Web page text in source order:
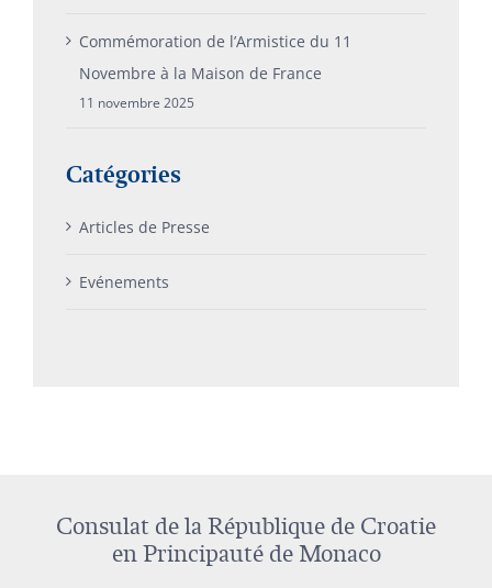
Commémoration de l’Armistice du 11
Novembre à la Maison de France
11 novembre 2025
Catégories
Articles de Presse
Evénements
Consulat de la République de Croatie
en Principauté de Monaco